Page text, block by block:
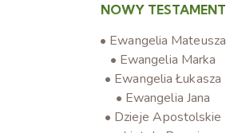
NOWY TESTAMENT
• Ewangelia Mateusza
• Ewangelia Marka
• Ewangelia Łukasza
• Ewangelia Jana
• Dzieje Apostolskie